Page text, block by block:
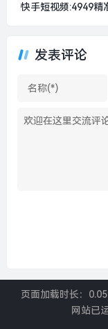
快手短视频:4949精
人|界面新闻 · 中国
发表评论
页面加载时长：
网站已